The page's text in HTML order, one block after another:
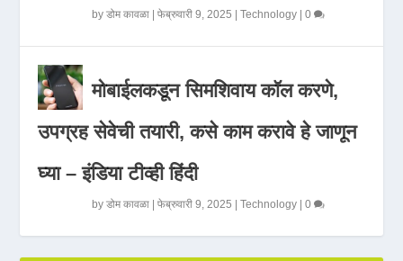
byडोम कावळा |फेब्रुवारी 9, 2025 |Technology |0
मोबाईलकडून सिमशिवाय कॉल करणे,
उपग्रह सेवेची तयारी, कसे काम करावे हे जाणून
घ्या – इंडिया टीव्ही हिंदी
byडोम कावळा |फेब्रुवारी 9, 2025 |Technology |0